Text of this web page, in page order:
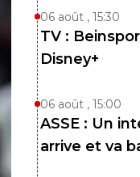
06 août , 15:30
TV :
Disney+
06 août , 15:00
ASSE : Un
arrive et va